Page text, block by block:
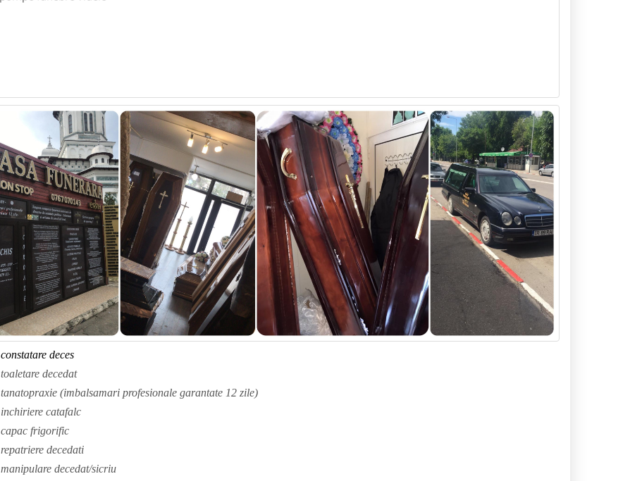
constatare deces
toaletare decedat
tanatopraxie (imbalsamari profesionale garantate 12 zile)
inchiriere catafalc
capac frigorific
repatriere decedati
manipulare decedat/sicriu